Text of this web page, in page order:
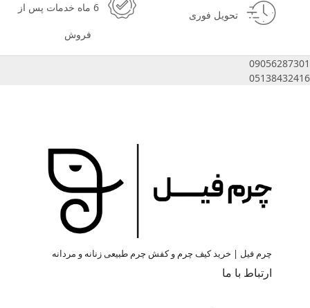
تحویل فوری
6 ماه خدمات پس از
فروش
09056287301
05138432416
چرم فیل | خرید کیف چرم و کفش چرم طبیعی زنانه و مردانه
ارتباط با ما